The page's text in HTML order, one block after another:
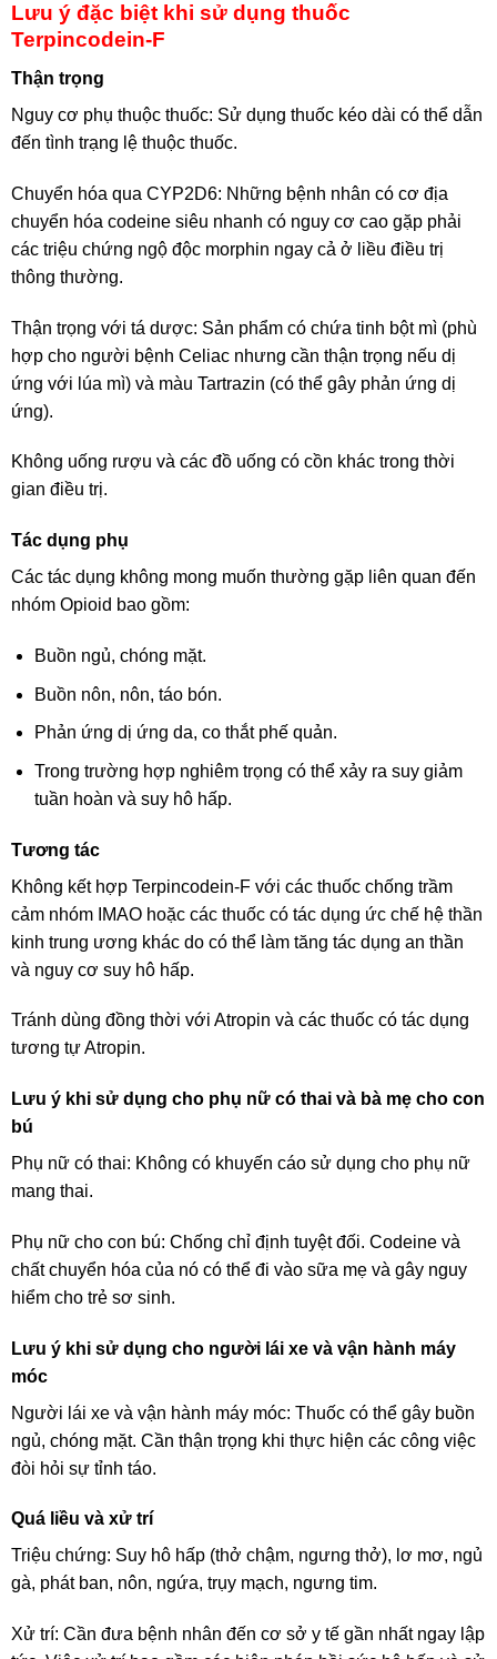
Lưu ý đặc biệt khi sử dụng thuốc
Terpincodein-F
Thận trọng
Nguy cơ phụ thuộc thuốc: Sử dụng thuốc kéo dài có thể dẫn
đến tình trạng lệ thuộc thuốc.
Chuyển hóa qua CYP2D6: Những bệnh nhân có cơ địa
chuyển hóa codeine siêu nhanh có nguy cơ cao gặp phải
các triệu chứng ngộ độc morphin ngay cả ở liều điều trị
thông thường.
Thận trọng với tá dược: Sản phẩm có chứa tinh bột mì (phù
hợp cho người bệnh Celiac nhưng cần thận trọng nếu dị
ứng với lúa mì) và màu Tartrazin (có thể gây phản ứng dị
ứng).
Không uống rượu và các đồ uống có cồn khác trong thời
gian điều trị.
Tác dụng phụ
Các tác dụng không mong muốn thường gặp liên quan đến
nhóm Opioid bao gồm:
Buồn ngủ, chóng mặt.
Buồn nôn, nôn, táo bón.
Phản ứng dị ứng da, co thắt phế quản.
Trong trường hợp nghiêm trọng có thể xảy ra suy giảm
tuần hoàn và suy hô hấp.
Tương tác
Không kết hợp Terpincodein-F với các thuốc chống trầm
cảm nhóm IMAO hoặc các thuốc có tác dụng ức chế hệ thần
kinh trung ương khác do có thể làm tăng tác dụng an thần
và nguy cơ suy hô hấp.
Tránh dùng đồng thời với Atropin và các thuốc có tác dụng
tương tự Atropin.
Lưu ý khi sử dụng cho phụ nữ có thai và bà mẹ cho con
bú
Phụ nữ có thai: Không có khuyến cáo sử dụng cho phụ nữ
mang thai.
Phụ nữ cho con bú: Chống chỉ định tuyệt đối. Codeine và
chất chuyển hóa của nó có thể đi vào sữa mẹ và gây nguy
hiểm cho trẻ sơ sinh.
Lưu ý khi sử dụng cho người lái xe và vận hành máy
móc
Người lái xe và vận hành máy móc: Thuốc có thể gây buồn
ngủ, chóng mặt. Cần thận trọng khi thực hiện các công việc
đòi hỏi sự tỉnh táo.
Quá liều và xử trí
Triệu chứng: Suy hô hấp (thở chậm, ngưng thở), lơ mơ, ngủ
gà, phát ban, nôn, ngứa, trụy mạch, ngưng tim.
Xử trí: Cần đưa bệnh nhân đến cơ sở y tế gần nhất ngay lập